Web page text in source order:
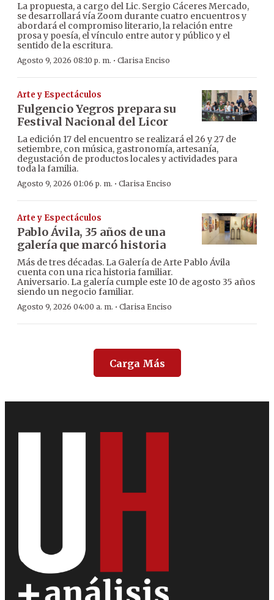
La propuesta, a cargo del Lic. Sergio Cáceres Mercado,
se desarrollará vía Zoom durante cuatro encuentros y
abordará el compromiso literario, la relación entre
prosa y poesía, el vínculo entre autor y público y el
sentido de la escritura.
Agosto 9, 2026 08:10 p. m. · Clarisa Enciso
Arte y Espectáculos
Fulgencio Yegros prepara su
Festival Nacional del Licor
La edición 17 del encuentro se realizará el 26 y 27 de
setiembre, con música, gastronomía, artesanía,
degustación de productos locales y actividades para
toda la familia.
Agosto 9, 2026 01:06 p. m. · Clarisa Enciso
Arte y Espectáculos
Pablo Ávila, 35 años de una
galería que marcó historia
Más de tres décadas. La Galería de Arte Pablo Ávila
cuenta con una rica historia familiar.
Aniversario. La galería cumple este 10 de agosto 35 años
siendo un negocio familiar.
Agosto 9, 2026 04:00 a. m. · Clarisa Enciso
Carga Más